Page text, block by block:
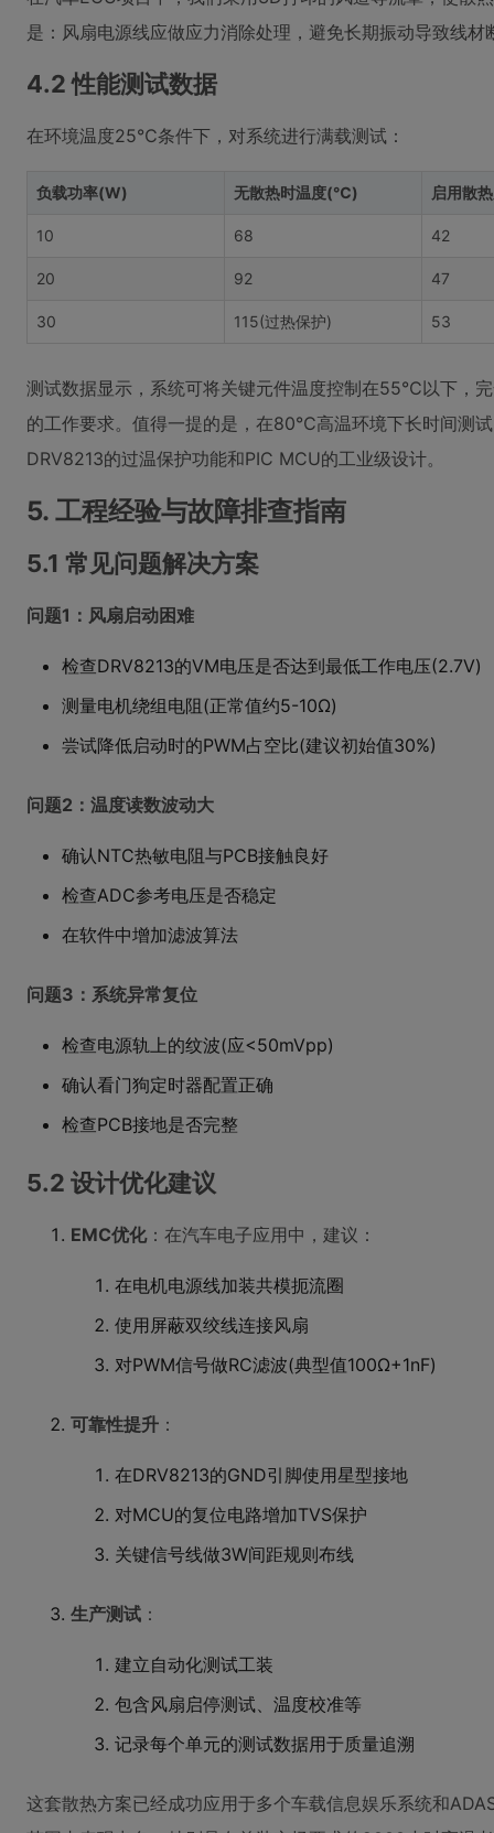
是：风扇电源线应做应力消除处理，避免长期振动导致线材
4.2 性能测试数据
在环境温度25℃条件下，对系统进行满载测试：
负载功率(W) 无散热时温度(℃) 启用散
10 68 42
20 92 47
30 115(过热保护) 53
测试数据显示，系统可将关键元件温度控制在55℃以下
的工作要求。值得一提的是，在80℃高温环境下长时间测
DRV8213的过温保护功能和PIC MCU的工业级设计。
5. 工程经验与故障排查指南
5.1 常见问题解决方案
问题1：风扇启动困难
检查DRV8213的VM电压是否达到最低工作电压(2.7V)
测量电机绕组电阻(正常值约5-10Ω)
尝试降低启动时的PWM占空比(建议初始值30%)
问题2：温度读数波动大
确认NTC热敏电阻与PCB接触良好
检查ADC参考电压是否稳定
在软件中增加滤波算法
问题3：系统异常复位
检查电源轨上的纹波(应<50mVpp)
确认看门狗定时器配置正确
检查PCB接地是否完整
5.2 设计优化建议
EMC优化：在汽车电子应用中，建议：
在电机电源线加装共模扼流圈
使用屏蔽双绞线连接风扇
对PWM信号做RC滤波(典型值100Ω+1nF)
可靠性提升 ：
在DRV8213的GND引脚使用星型接地
对MCU的复位电路增加TVS保护
关键信号线做3W间距规则布线
生产测试 ：
建立自动化测试工装
包含风扇启停测试、温度校准等
记录每个单元的测试数据用于质量追溯
这套散热方案已经成功应用于多个车载信息娱乐系统和